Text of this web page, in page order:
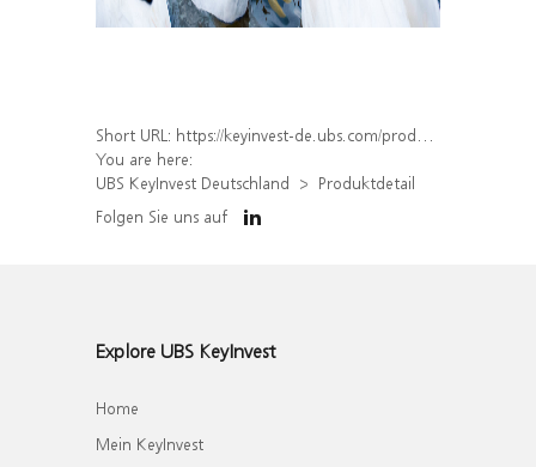
Short URL: https://keyinvest-de.ubs.com/produkt/detail/index/isin/DE000WA04YL8
You are here:
UBS KeyInvest Deutschland
Produktdetail
Folgen Sie uns auf
Explore UBS KeyInvest
Home
Mein KeyInvest